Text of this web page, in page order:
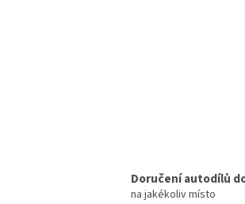
Doručení autodílů
na jakékoliv místo